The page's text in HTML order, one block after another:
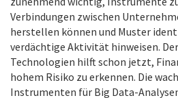
Verbindungen zwischen
herstellen können und Muster
verdächtige Aktivität hinweisen.
Technologien hilft schon jetzt,
hohem Risiko zu erkennen. Die
Instrumenten für Big Data-